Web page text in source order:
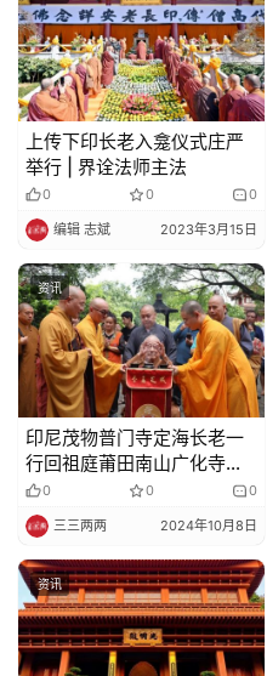
上传下印长老入龛仪式庄严
举行 | 界诠法师主法
0 0 0
编辑 志斌 2023年3月15日
资讯
印尼茂物普门寺定海长老一
行回祖庭莆田南山广化寺朝
礼0 0 0
三三两两 2024年10月8日
资讯